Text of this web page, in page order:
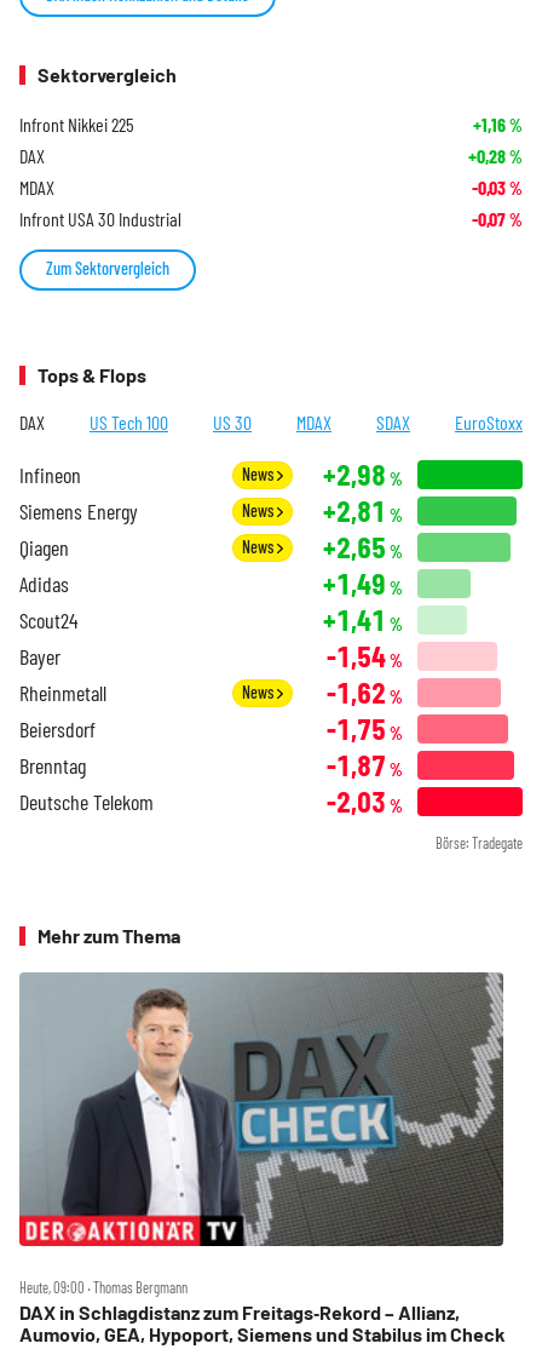
Sektorvergleich
Infront Nikkei 225 +1,16%
DAX +0,28%
MDAX -0,03%
Infront USA 30 Industrial -0,07%
Zum Sektorvergleich
Tops & Flops
DAX US Tech 100 US 30 MDAX SDAX EuroStoxx
Infineon News +2,98 %
Siemens Energy News +2,81 %
Qiagen News +2,65 %
Adidas +1,49 %
Scout24 +1,41 %
Bayer -1,54%
Rheinmetall News -1,62 %
Beiersdorf -1,75 %
Brenntag -1,87 %
Deutsche Telekom -2,03 %
Börse: Tradegate
Mehr zum Thema
Heute, 09:00 ‧ Thomas Bergmann
DAX in Schlagdistanz zum Freitags‑Rekord – Allianz,
Aumovio, GEA, Hypoport, Siemens und Stabilus im Check